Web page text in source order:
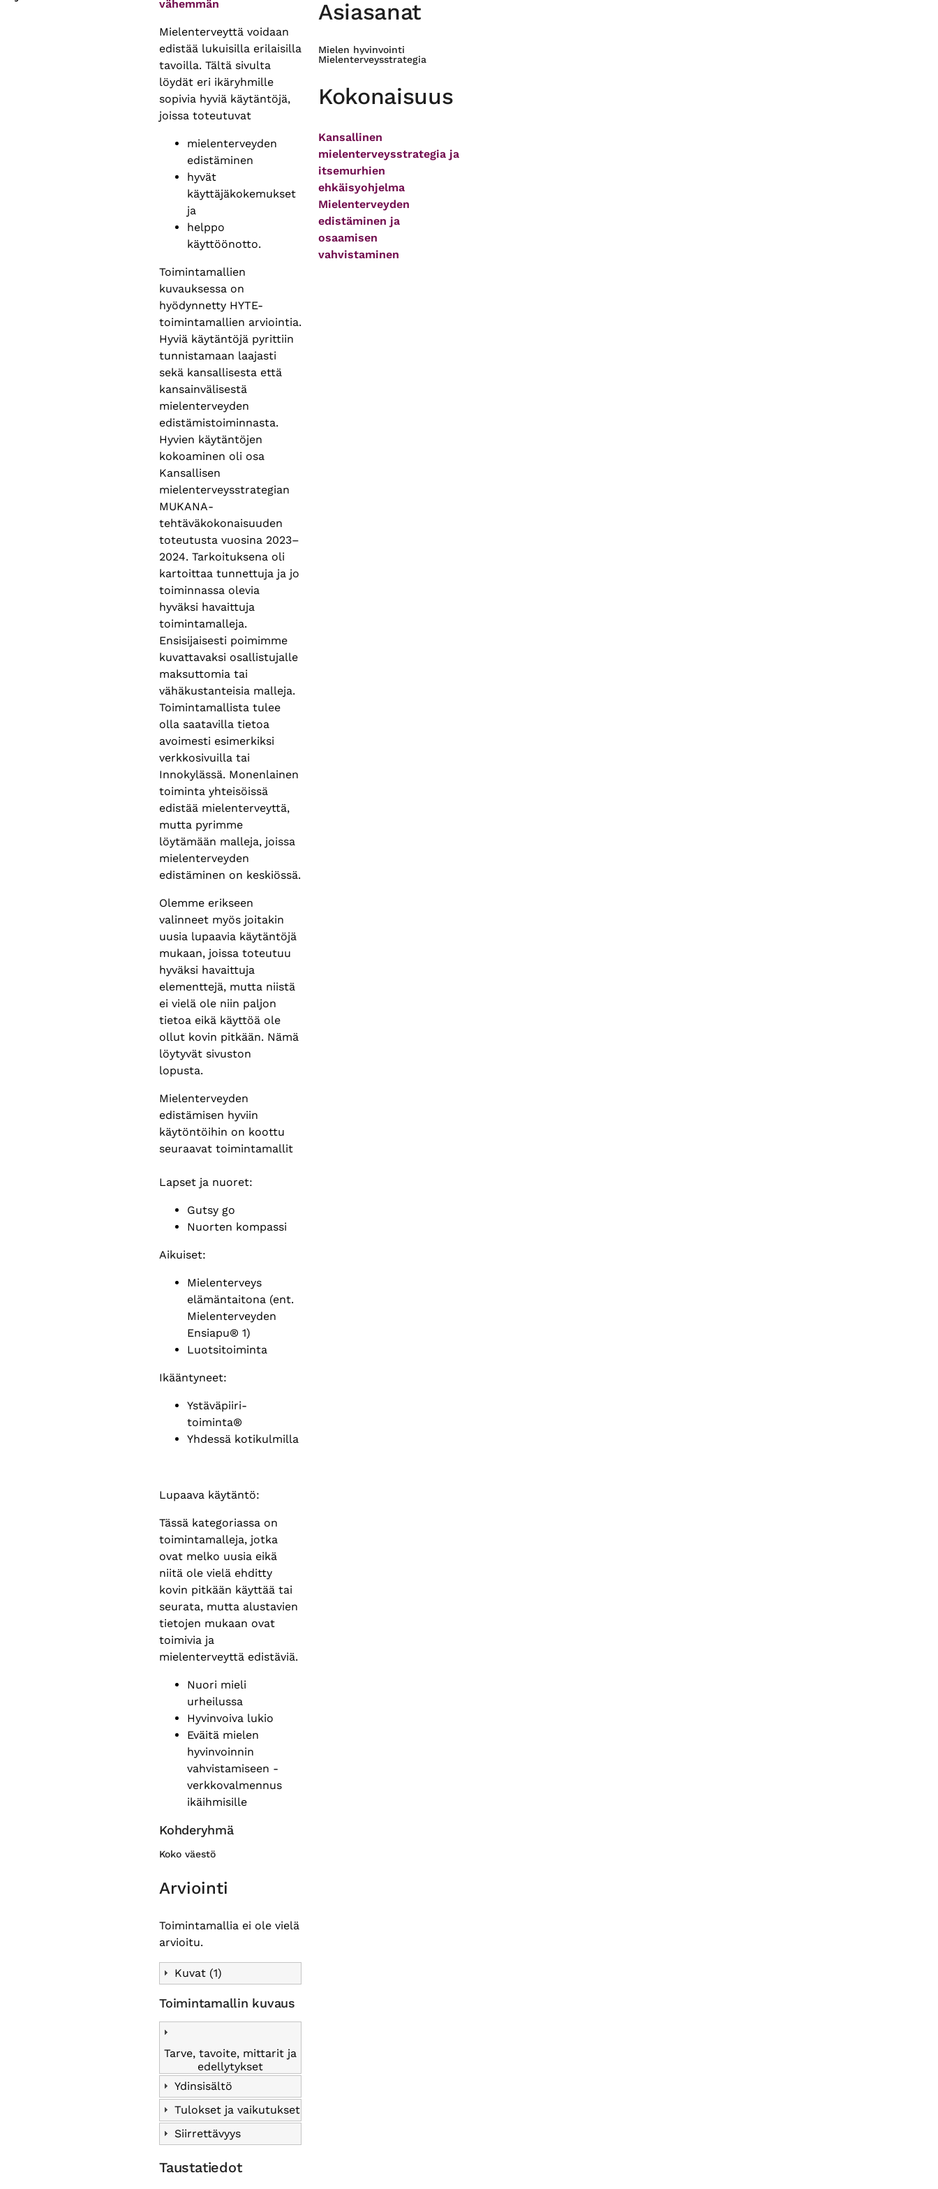
vähemmän
Mielenterveyttä voidaan
edistää lukuisilla erilaisilla
tavoilla. Tältä sivulta
löydät eri ikäryhmille
sopivia hyviä käytäntöjä,
joissa toteutuvat
mielenterveyden
edistäminen
hyvät
käyttäjäkokemukset
ja
helppo
käyttöönotto.
Toimintamallien
kuvauksessa on
hyödynnetty HYTE-
toimintamallien arviointia.
Hyviä käytäntöjä pyrittiin
tunnistamaan laajasti
sekä kansallisesta että
kansainvälisestä
mielenterveyden
edistämistoiminnasta.
Hyvien käytäntöjen
kokoaminen oli osa
Kansallisen
mielenterveysstrategian
MUKANA-
tehtäväkokonaisuuden
toteutusta vuosina 2023–
2024. Tarkoituksena oli
kartoittaa tunnettuja ja jo
toiminnassa olevia
hyväksi havaittuja
toimintamalleja.
Ensisijaisesti poimimme
kuvattavaksi osallistujalle
maksuttomia tai
vähäkustanteisia malleja.
Toimintamallista tulee
olla saatavilla tietoa
avoimesti esimerkiksi
verkkosivuilla tai
Innokylässä. Monenlainen
toiminta yhteisöissä
edistää mielenterveyttä,
mutta pyrimme
löytämään malleja, joissa
mielenterveyden
edistäminen on keskiössä.
Olemme erikseen
valinneet myös joitakin
uusia lupaavia käytäntöjä
mukaan, joissa toteutuu
hyväksi havaittuja
elementtejä, mutta niistä
ei vielä ole niin paljon
tietoa eikä käyttöä ole
ollut kovin pitkään. Nämä
löytyvät sivuston
lopusta.
Mielenterveyden
edistämisen hyviin
käytöntöihin on koottu
seuraavat toimintamallit
Lapset ja nuoret:
Gutsy go
Nuorten kompassi
Aikuiset:
Mielenterveys
elämäntaitona (ent.
Mielenterveyden
Ensiapu® 1)
Luotsitoiminta
Ikääntyneet:
Ystäväpiiri-
toiminta®
Yhdessä kotikulmilla
Lupaava käytäntö:
Tässä kategoriassa on
toimintamalleja, jotka
ovat melko uusia eikä
niitä ole vielä ehditty
kovin pitkään käyttää tai
seurata, mutta alustavien
tietojen mukaan ovat
toimivia ja
mielenterveyttä edistäviä.
Nuori mieli
urheilussa
Hyvinvoiva lukio
Eväitä mielen
hyvinvoinnin
vahvistamiseen -
verkkovalmennus
ikäihmisille
Kohderyhmä
Koko väestö
Arviointi
Toimintamallia ei ole vielä
arvioitu.
Kuvat (1)
Toimintamallin kuvaus
Tarve, tavoite, mittarit ja
edellytykset
Ydinsisältö
Tulokset ja vaikutukset
Siirrettävyys
Taustatiedot
Asiasanat
Mielen hyvinvointi
Mielenterveysstrategia
Kokonaisuus
Kansallinen
mielenterveysstrategia ja
itsemurhien
ehkäisyohjelma
Mielenterveyden
edistäminen ja
osaamisen
vahvistaminen